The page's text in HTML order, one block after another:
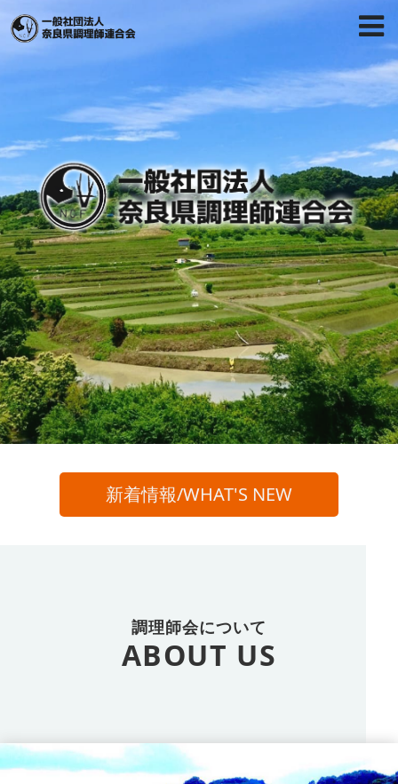
新着情報/WHAT'S NEW
調理師会について
ABOUT US